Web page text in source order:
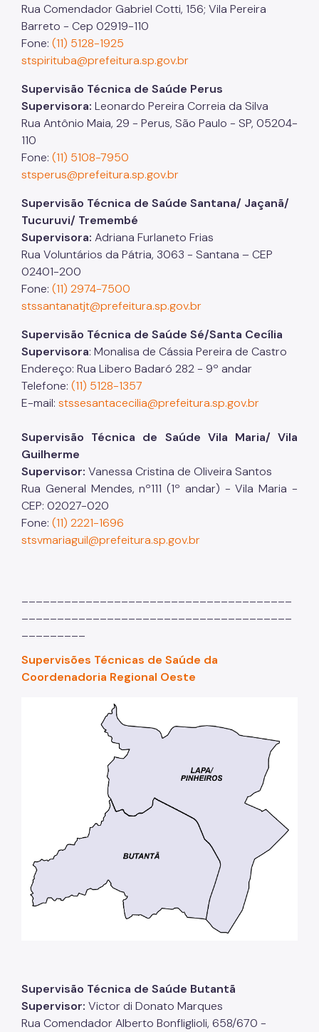
Rua Comendador Gabriel Cotti, 156; Vila Pereira
Barreto - Cep 02919-110
Fone: (11) 5128-1925
stspirituba@prefeitura.sp.gov.br
Supervisão Técnica de Saúde Perus
Supervisora: Leonardo Pereira Correia da Silva
Rua Antônio Maia, 29 - Perus, São Paulo - SP, 05204-
110
Fone: (11) 5108-7950
stsperus@prefeitura.sp.gov.br
Supervisão Técnica de Saúde Santana/ Jaçanã/
Tucuruvi/ Tremembé
Supervisora: Adriana Furlaneto Frias
Rua Voluntários da Pátria, 3063 - Santana – CEP
02401-200
Fone: (11) 2974-7500
stssantanatjt@prefeitura.sp.gov.br
Supervisão Técnica de Saúde Sé/Santa Cecília
Supervisora: Monalisa de Cássia Pereira de Castro
Endereço: Rua Libero Badaró 282 - 9º andar
Telefone: (11) 5128-1357
E-mail: stssesantacecilia@prefeitura.sp.gov.br
Supervisão Técnica de Saúde Vila Maria/ Vila
Guilherme
Supervisor: Vanessa Cristina de Oliveira Santos
Rua General Mendes, nº111 (1º andar) - Vila Maria -
CEP: 02027-020
Fone: (11) 2221-1696
stsvmariaguil@prefeitura.sp.gov.br
Supervisões Técnicas de Saúde da
Coordenadoria Regional Oeste
Supervisão Técnica de Saúde Butantã
Supervisor: Victor di Donato Marques
Rua Comendador Alberto Bonfliglioli, 658/670 -